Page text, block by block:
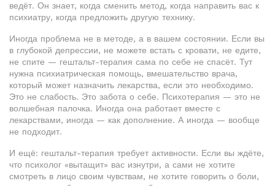
ведёт. Он знает, когда сменить метод, когда направить вас к
психиатру, когда предложить другую технику.
Иногда проблема не в методе, а в вашем состоянии. Если вы
в глубокой депрессии, не можете встать с кровати, не едите,
не спите — гештальт-терапия сама по себе не спасёт. Тут
нужна психиатрическая помощь, вмешательство врача,
который может назначить лекарства, если это необходимо.
Это не слабость. Это забота о себе. Психотерапия — это не
волшебная палочка. Иногда она работает вместе с
лекарствами, иногда — как дополнение. А иногда — вообще
не подходит.
И ещё: гештальт-терапия требует активности. Если вы ждёте,
что психолог «вытащит» вас изнутри, а сами не хотите
смотреть в лицо своим чувствам, не хотите говорить о боли,